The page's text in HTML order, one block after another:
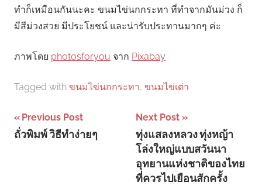
ทำก็เหมือนกันนะคะ ขนมไข่นกกระทา ที่ทำจากมันม่วง ก็
มีสีม่วงสวย มีประโยชน์ และน่ารับประทานมากๆ ค่ะ
ภาพโดย photosforyou จาก Pixabay
Tagged with ขนมไข่นกกระทา, ขนมไข่เต่า
Post
navigation
Previous Post
ถั่วพิมพ์ วิธีทำง่ายๆ
Next Post
ทุ่งแสลงหลวง ทุ่งหญ้า
โล่งใหญ่แบบสวันนา
อุทยานแห่งชาติของไทย
ที่ควรไปเยือนสักครั้ง